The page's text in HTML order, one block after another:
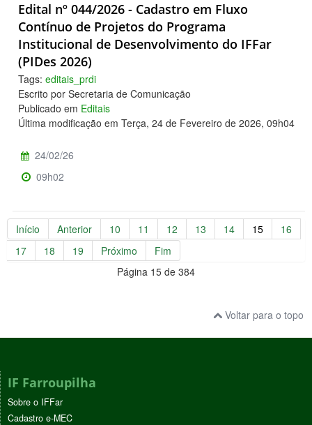
Edital nº 044/2026 - Cadastro em Fluxo
Contínuo de Projetos do Programa
Institucional de Desenvolvimento do IFFar
(PIDes 2026)
Tags: editais_prdi
Escrito por Secretaria de Comunicação
Publicado em Editais
Última modificação em Terça, 24 de Fevereiro de 2026, 09h04
24/02/26
09h02
Início Anterior 10 11 12 13 14 15
16
17
18 19 Próximo
Fim
Página 15 de 384
Voltar para o topo
IF Farroupilha
Sobre o IFFar
Cadastro e-MEC